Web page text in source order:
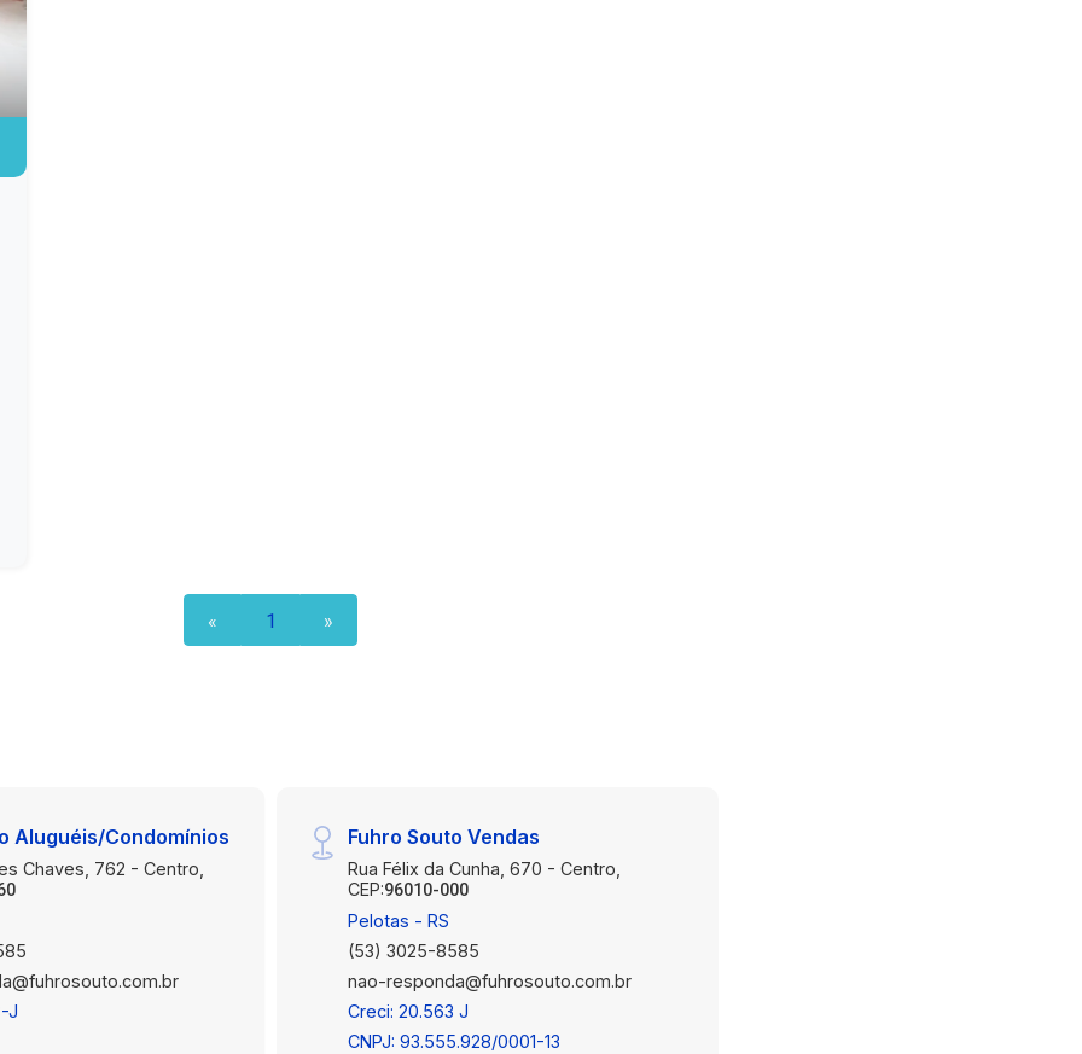
« 1 »
Aluguéis/Condomínios
Chaves, 762 - Centro,
J
Fuhro Souto Vendas
Rua Félix da Cunha, 670 - Centro,
CEP:96010-000
Pelotas - RS
(53) 3025-8585
nao-responda@fuhrosouto.com.br
Creci: 20.563 J
CNPJ: 93.555.928/0001-13